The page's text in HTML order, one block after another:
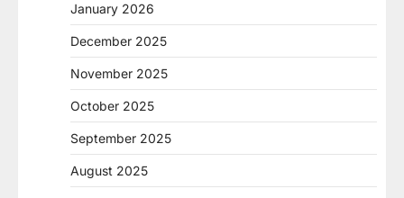
January 2026
December 2025
November 2025
October 2025
September 2025
August 2025